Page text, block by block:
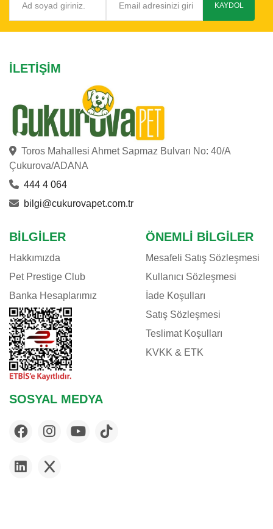
KAYDOL
İLETIŞIM
Toros Mahallesi Ahmet Sapmaz Bulvarı No: 40/A
Çukurova/ADANA
444 4 064
bilgi@cukurovapet.com.tr
BILGILER
Hakkımızda
Pet Prestige Club
Banka Hesaplarımız
ÖNEMLI BILGILER
Mesafeli Satış Sözleşmesi
Kullanıcı Sözleşmesi
İade Koşulları
Satış Sözleşmesi
Teslimat Koşulları
KVKK & ETK
SOSYAL MEDYA